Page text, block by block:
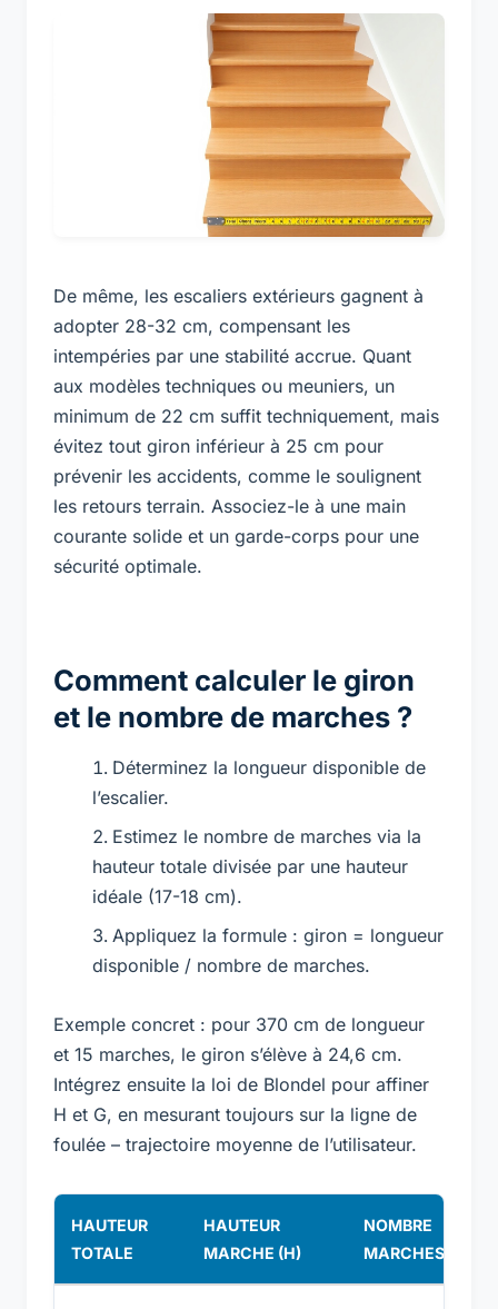
De même, les escaliers extérieurs gagnent à
adopter 28-32 cm, compensant les
intempéries par une stabilité accrue. Quant
aux modèles techniques ou meuniers, un
minimum de 22 cm suffit techniquement, mais
évitez tout giron inférieur à 25 cm pour
prévenir les accidents, comme le soulignent
les retours terrain. Associez-le à une main
courante solide et un garde-corps pour une
sécurité optimale.
Comment calculer le giron
et le nombre de marches ?
Déterminez la longueur disponible de
l’escalier.
Estimez le nombre de marches via la
hauteur totale divisée par une hauteur
idéale (17-18 cm).
Appliquez la formule : giron = longueur
disponible / nombre de marches.
Exemple concret : pour 370 cm de longueur
et 15 marches, le giron s’élève à 24,6 cm.
Intégrez ensuite la loi de Blondel pour affiner
H et G, en mesurant toujours sur la ligne de
foulée – trajectoire moyenne de l’utilisateur.
HAUTEUR
TOTALE
HAUTEUR
MARCHE (H)
NOMBRE
MARCHES